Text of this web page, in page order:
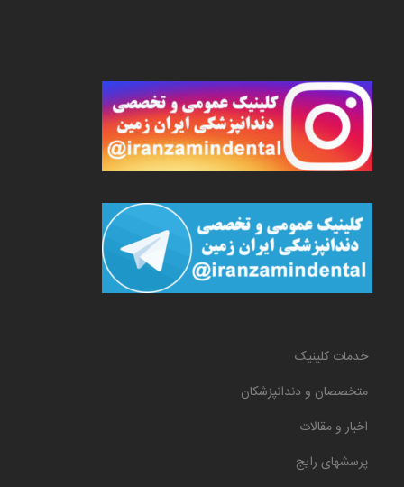
خدمات کلینیک
متخصصان و دندانپزشکان
اخبار و مقالات
پرسشهای رایج